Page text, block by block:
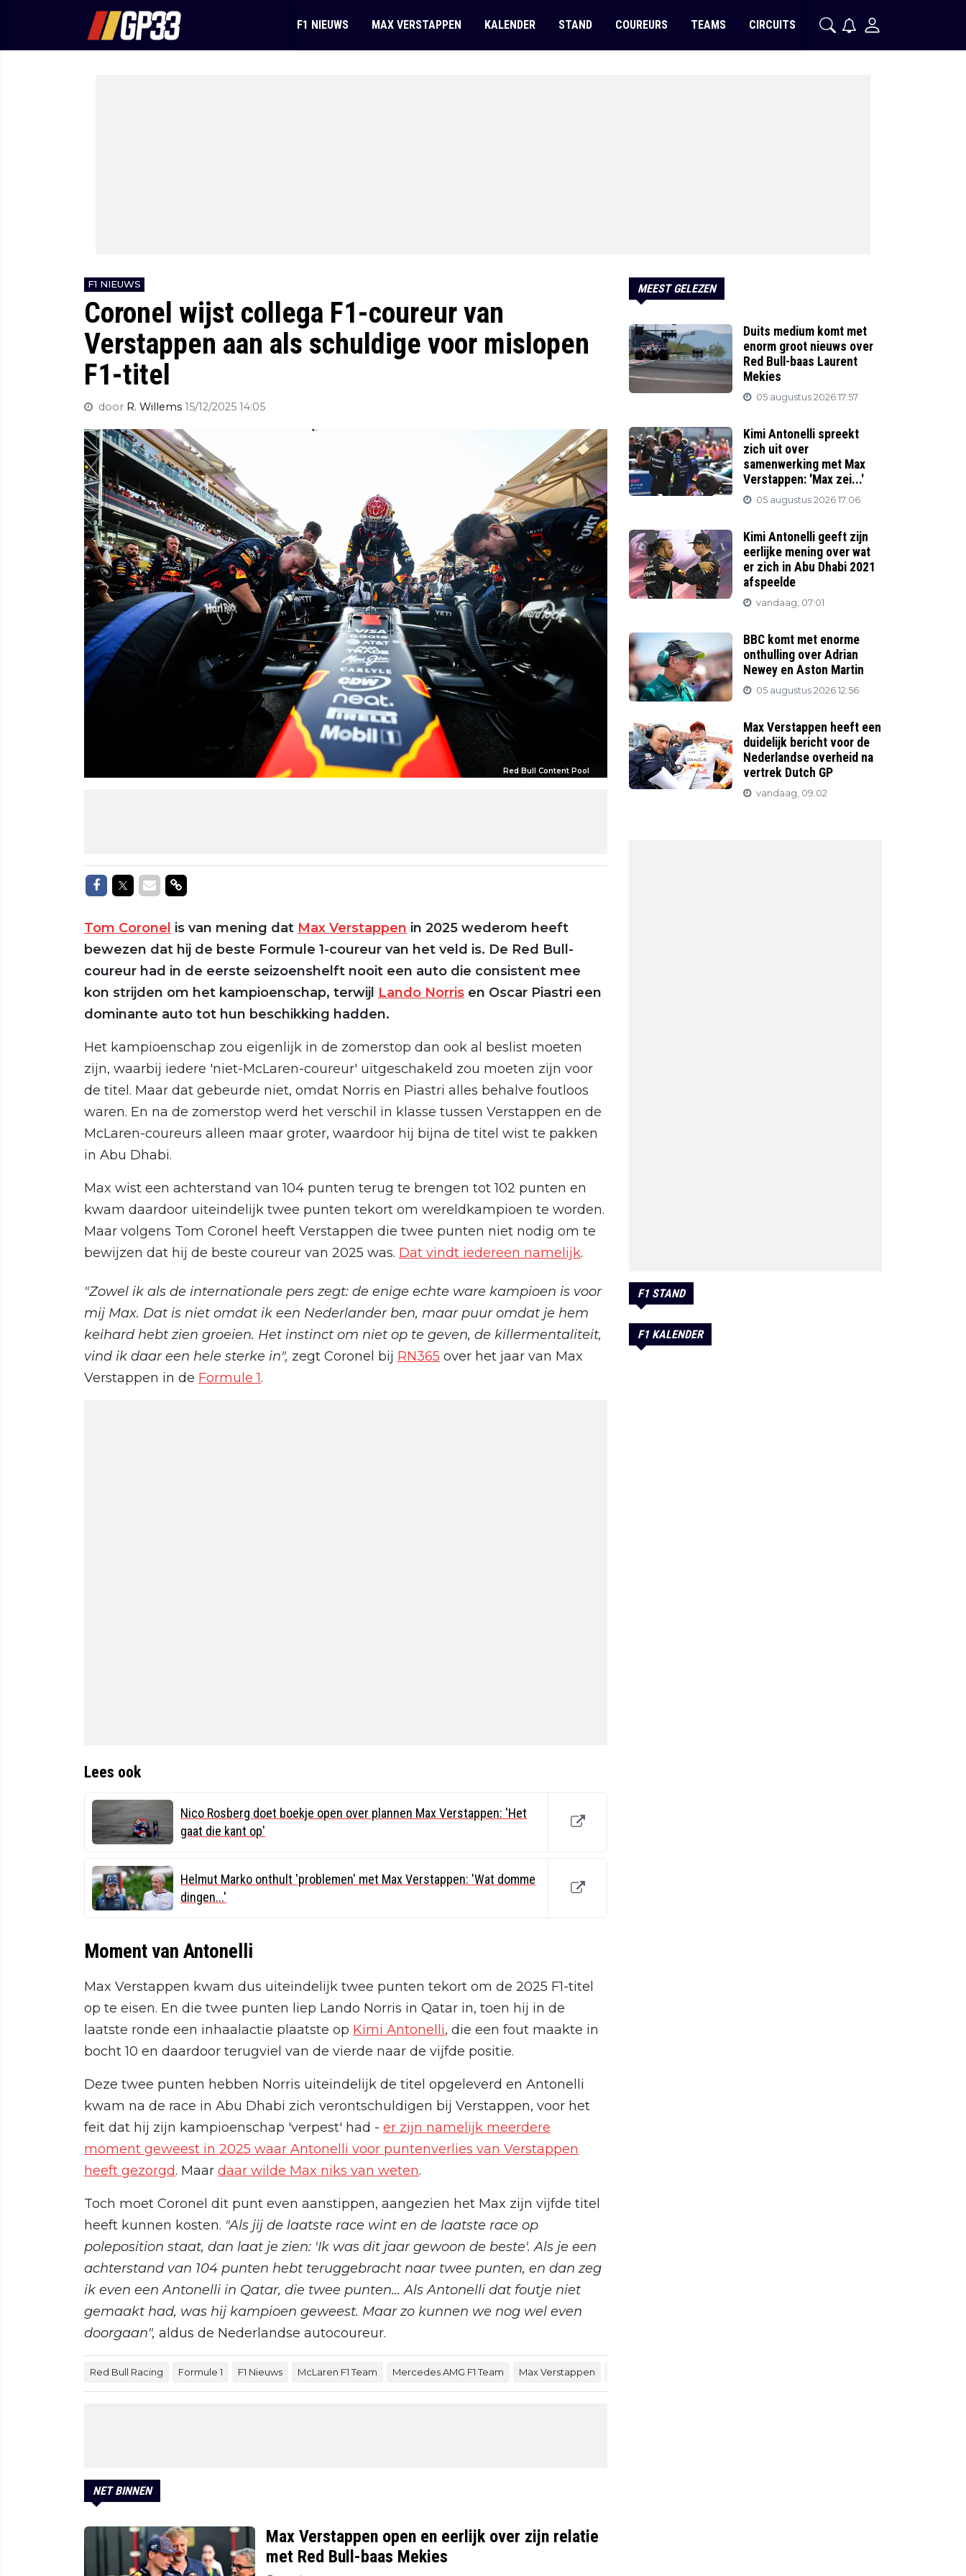
F1 NIEUWS MAX VERSTAPPEN KALENDER STAND COUREURS TEAMS CIRCUITS
F1 NIEUWS
Coronel wijst collega F1-coureur van
Verstappen aan als schuldige voor mislopen
F1-titel
door R. Willems 15/12/2025 14:05
Red Bull Content Pool
Delen op Facebook
Delen op Twitter
Delen via Mail
Delen via link
Tom Coronel is van mening dat Max Verstappen in 2025 wederom heeft
bewezen dat hij de beste Formule 1-coureur van het veld is. De Red Bull-
coureur had in de eerste seizoenshelft nooit een auto die consistent mee
kon strijden om het kampioenschap, terwijl Lando Norris en Oscar Piastri een
dominante auto tot hun beschikking hadden.
Het kampioenschap zou eigenlijk in de zomerstop dan ook al beslist moeten
zijn, waarbij iedere 'niet-McLaren-coureur' uitgeschakeld zou moeten zijn voor
de titel. Maar dat gebeurde niet, omdat Norris en Piastri alles behalve foutloos
waren. En na de zomerstop werd het verschil in klasse tussen Verstappen en de
McLaren-coureurs alleen maar groter, waardoor hij bijna de titel wist te pakken
in Abu Dhabi.
Max wist een achterstand van 104 punten terug te brengen tot 102 punten en
kwam daardoor uiteindelijk twee punten tekort om wereldkampioen te worden.
Maar volgens Tom Coronel heeft Verstappen die twee punten niet nodig om te
bewijzen dat hij de beste coureur van 2025 was. Dat vindt iedereen namelijk.
"Zowel ik als de internationale pers zegt: de enige echte ware kampioen is voor
mij Max. Dat is niet omdat ik een Nederlander ben, maar puur omdat je hem
keihard hebt zien groeien. Het instinct om niet op te geven, de killermentaliteit,
vind ik daar een hele sterke in", zegt Coronel bij RN365 over het jaar van Max
Verstappen in de Formule 1.
Lees ook
Nico Rosberg doet boekje open over plannen Max Verstappen: 'Het
gaat die kant op'
Helmut Marko onthult 'problemen' met Max Verstappen: 'Wat domme
dingen...'
Moment van Antonelli
Max Verstappen kwam dus uiteindelijk twee punten tekort om de 2025 F1-titel
op te eisen. En die twee punten liep Lando Norris in Qatar in, toen hij in de
laatste ronde een inhaalactie plaatste op Kimi Antonelli, die een fout maakte in
bocht 10 en daardoor terugviel van de vierde naar de vijfde positie.
Deze twee punten hebben Norris uiteindelijk de titel opgeleverd en Antonelli
kwam na de race in Abu Dhabi zich verontschuldigen bij Verstappen, voor het
feit dat hij zijn kampioenschap 'verpest' had - er zijn namelijk meerdere
moment geweest in 2025 waar Antonelli voor puntenverlies van Verstappen
heeft gezorgd. Maar daar wilde Max niks van weten.
Toch moet Coronel dit punt even aanstippen, aangezien het Max zijn vijfde titel
heeft kunnen kosten. "Als jij de laatste race wint en de laatste race op
poleposition staat, dan laat je zien: 'Ik was dit jaar gewoon de beste'. Als je een
achterstand van 104 punten hebt teruggebracht naar twee punten, en dan zeg
ik even een Antonelli in Qatar, die twee punten... Als Antonelli dat foutje niet
gemaakt had, was hij kampioen geweest. Maar zo kunnen we nog wel even
doorgaan", aldus de Nederlandse autocoureur.
Red Bull Racing Formule 1 F1 Nieuws McLaren F1 Team Mercedes AMG F1 Team Max Verstappen
NET BINNEN
Max Verstappen open en eerlijk over zijn relatie
met Red Bull-baas Mekies
MEEST GELEZEN
Duits medium komt met
enorm groot nieuws over
Red Bull-baas Laurent
Mekies
05 augustus 2026 17:57
Kimi Antonelli spreekt
zich uit over
samenwerking met Max
Verstappen: 'Max zei...'
05 augustus 2026 17:06
Kimi Antonelli geeft zijn
eerlijke mening over wat
er zich in Abu Dhabi 2021
afspeelde
vandaag, 07:01
BBC komt met enorme
onthulling over Adrian
Newey en Aston Martin
05 augustus 2026 12:56
Max Verstappen heeft een
duidelijk bericht voor de
Nederlandse overheid na
vertrek Dutch GP
vandaag, 09:02
F1 STAND
F1 KALENDER